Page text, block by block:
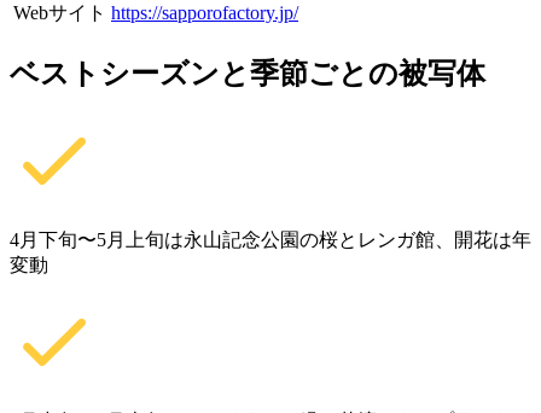
Webサイト https://sapporofactory.jp/
ベストシーズンと季節ごとの被写体
4月下旬〜5月上旬は永山記念公園の桜とレンガ館、開花は年
変動